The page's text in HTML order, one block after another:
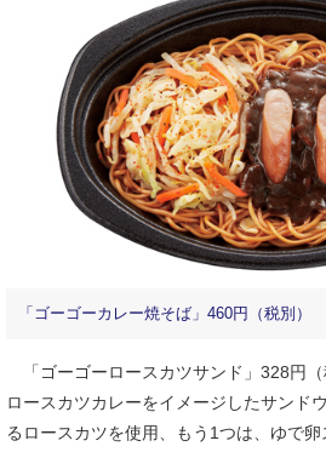
「ゴーゴーカレー焼そば」460円（税別）
「ゴーゴーロースカツサンド」328円
ロースカツカレーをイメージしたサンド
るロースカツを使用、もう1つは、ゆで卵